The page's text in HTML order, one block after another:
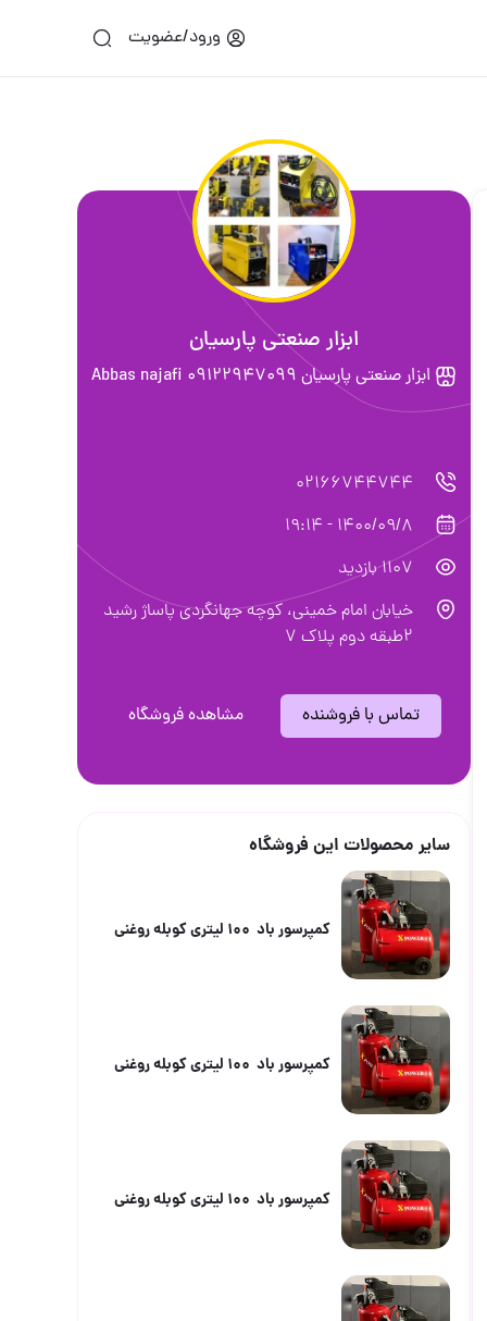
ورود/عضویت
ابزار صنعتی پارسیان
ابزار صنعتی پارسیان 09122947099 Abbas najafi
02166744744
1400/09/8 - 19:14
1107 بازدید
خیابان امام خمینی، کوچه جهانگردی پاساژ رشید
2طبقه دوم پلاک 7
تماس با فروشنده مشاهده فروشگاه
سایر محصولات این فروشگاه
کمپرسور باد ۱۰۰ لیتری کوبله روغنی
کمپرسور باد ۱۰۰ لیتری کوبله روغنی
کمپرسور باد ۱۰۰ لیتری کوبله روغنی